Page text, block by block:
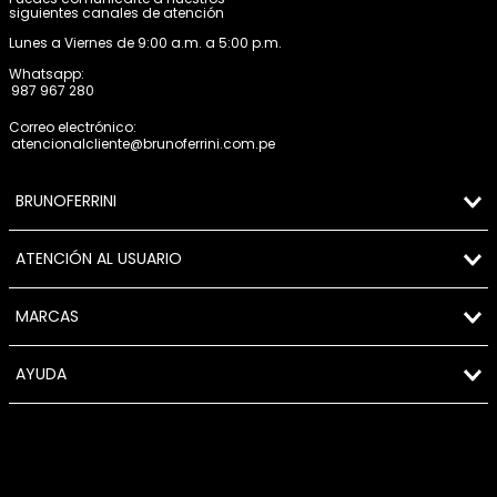
siguientes canales de atención
Lunes a Viernes de 9:00 a.m. a 5:00 p.m.
Whatsapp:
987 967 280
Correo electrónico:
atencionalcliente@brunoferrini.com.pe
BRUNOFERRINI
ATENCIÓN AL USUARIO
MARCAS
AYUDA